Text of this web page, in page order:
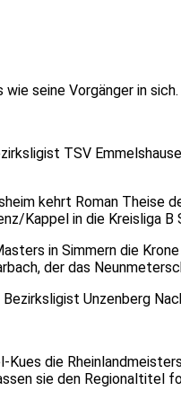
seine Vorgänger in sich.
TSV
kehrt Roman
Kappel in die Kreisliga B
in Simmern die
der das
Unzenberg
die
sie den